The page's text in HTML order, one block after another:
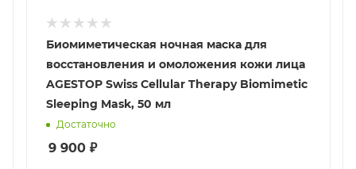
Биомиметическая ночная маска для
восстановления и омоложения кожи лица
AGESTOP Swiss Cellular Therapy Biomimetic
Sleeping Mask, 50 мл
Достаточно
9 900 ₽